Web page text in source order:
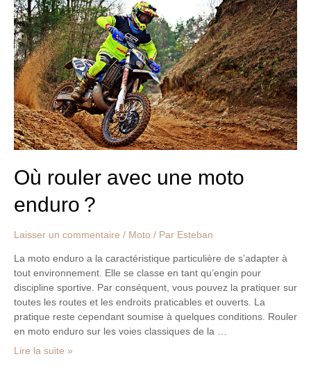
Où rouler avec une moto
enduro ?
Laisser un commentaire / Moto / Par Esteban
La moto enduro a la caractéristique particulière de s’adapter à
tout environnement. Elle se classe en tant qu’engin pour
discipline sportive. Par conséquent, vous pouvez la pratiquer sur
toutes les routes et les endroits praticables et ouverts. La
pratique reste cependant soumise à quelques conditions. Rouler
en moto enduro sur les voies classiques de la …
une
moto
enduro ?
Lire la suite »